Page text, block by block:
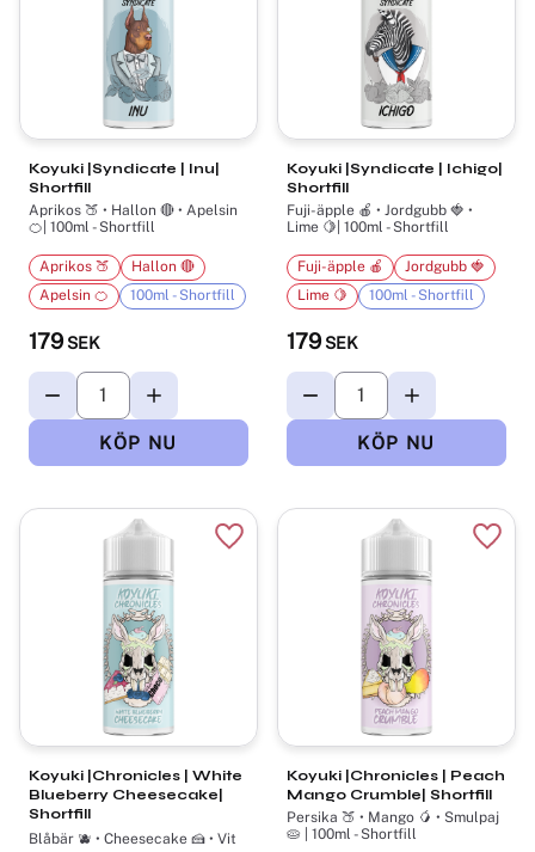
Koyuki |Syndicate | Inu|
Shortfill
Aprikos 🍑 • Hallon 🔴 • Apelsin
🍊| 100ml - Shortfill
179 SEK
Aprikos 🍑
Hallon 🔴
Apelsin 🍊
100ml - Shortfill
Koyuki |Syndicate | Ichigo|
Shortfill
Fuji-äpple 🍎 • Jordgubb 🍓 •
Lime 🍋| 100ml - Shortfill
179 SEK
Fuji-äpple 🍎
Jordgubb 🍓
Lime 🍋
100ml - Shortfill
Koyuki |Chronicles | White
Blueberry Cheesecake|
Shortfill
Blåbär 🫐 • Cheesecake 🍰 • Vit
Lägg till i favoriter
Koyuki |Chronicles | Peach
Mango Crumble| Shortfill
Persika 🍑 • Mango 🥭 • Smulpaj
🥧 | 100ml - Shortfill